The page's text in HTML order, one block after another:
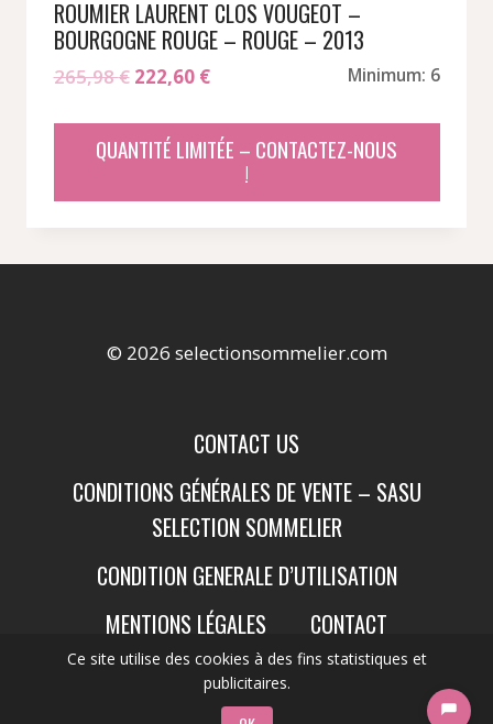
Ce site utilise des cookies à des fins statistiques et
publicitaires.
ROUMIER LAURENT CLOS VOUGEOT –
BOURGOGNE ROUGE – ROUGE – 2013
265,98€ Le
initial
était :
222,60 €Le
actuel
est :
Minimum: 6
QUANTITÉ LIMITÉE – CONTACTEZ-NOUS
!
© 2026 selectionsommelier.com
CONTACT US
CONDITIONS GÉNÉRALES DE VENTE – SASU
SELECTION SOMMELIER
CONDITION GENERALE D’UTILISATION
MENTIONS LÉGALES
CONTACT